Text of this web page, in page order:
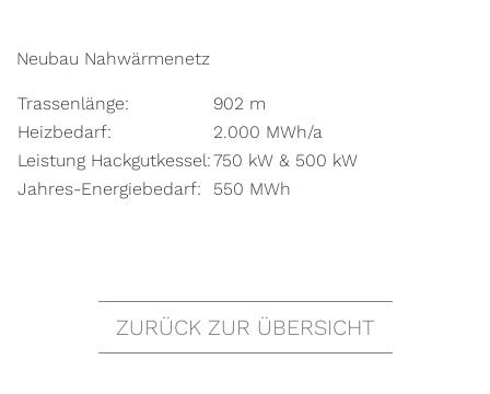
Neubau Nahwärmenetz
Trassenlänge:
902 m
Heizbedarf:
2.000 MWh/a
Leistung Hackgutkessel:750 kW & 500 kW
Jahres-Energiebedarf:
550 MWh
ZURÜCK ZUR ÜBERSICHT